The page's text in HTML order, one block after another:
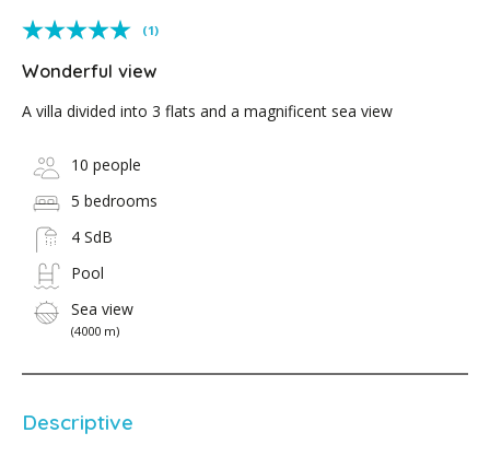
(1)
Wonderful view
A villa divided into 3 flats and a magnificent sea view
10 people
5 bedrooms
4 SdB
Pool
Sea view
(4000 m)
Descriptive